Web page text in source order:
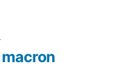
Entrada
siguiente: